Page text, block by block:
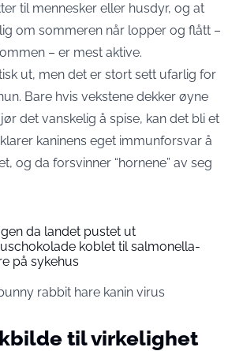
til mennesker eller husdyr, og at
om sommeren når lopper og flått –
– er mest aktive.
ut, men det er stort sett ufarlig for
Bare hvis vekstene dekker øyne
det vanskelig å spise, kan det bli et
kaninens eget immunforsvar å
og da forsvinner “hornene” av seg
da landet pustet ut
koblet til salmonella-
på sykehus
til virkelighet